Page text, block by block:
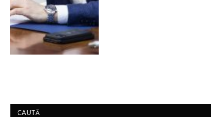
CAUTĂ